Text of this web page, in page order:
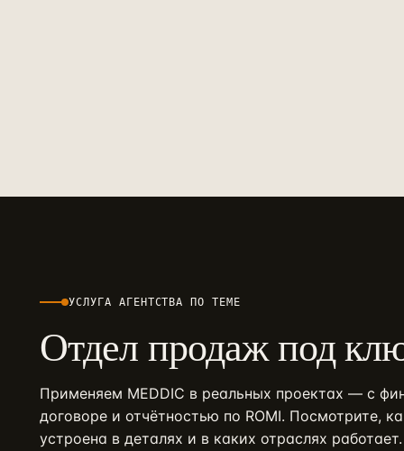
УСЛУГА АГЕНТСТВА ПО ТЕМЕ
Отдел продаж под
Применяем MEDDIC в реальных проектах — с
договоре и отчётностью по ROMI. Посмотрите,
устроена в деталях и в каких отраслях работает.